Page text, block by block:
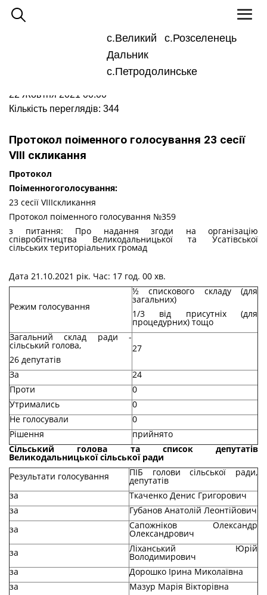
с.Великий
Дальник
с.Петродолинське
с.Розселенець
Для
Великодальницька сільська рада
Протоколи поіменного голосування
22 Жовтня 2021 00:00
Кількість переглядів: 344
Протокол поіменного голосування 23 сесії
VIII скликання
Протокол
Поіменногоголосування:
23 сесії VIIIскликання
Протокол поіменного голосування №359
з питання: Про надання згоди на організацію
співробітництва Великодальницької та Усатівської
сільських територіальних громад
Дата 21.10.2021 рік. Час: 17 год. 00 хв.
Режим голосування
½ спискового складу (для
загальних)
1/3 від присутніх (для
процедурних) тощо
Загальний склад ради -
сільський голова,
26 депутатів
27
За
24
Проти
0
Утримались
0
Не голосували
0
Рішення
прийнято
Сільський голова та список депутатів
Великодальницької сільської ради
Результати голосування
ПІБ голови сільської ради,
депутатів
за
Ткаченко Денис Григорович
за
Губанов Анатолій Леонтійович
за
Сапожніков Олександр
Олександрович
за
Ліханський Юрій
Володимирович
за
Дорошко Ірина Миколаївна
за
Мазур Марія Вікторівна